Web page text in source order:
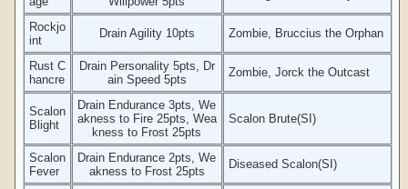
Rockjo
int
Drain Agility 10pts Zombie, Bruccius the Orphan
Rust C
hancre
Drain Personality 5pts, Dr
ain Speed 5pts
Zombie, Jorck the Outcast
Scalon
Blight
Drain Endurance 3pts, We
akness to Fire 25pts, Wea
kness to Frost 25pts
Scalon Brute(SI)
Scalon
Fever
Drain Endurance 2pts, We
akness to Frost 25pts
Diseased Scalon(SI)